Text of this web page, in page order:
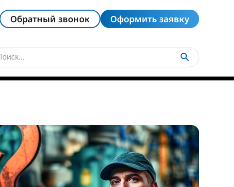
Обратный звонок Оформить заявку